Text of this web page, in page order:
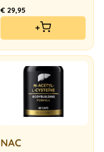
€ 29,95
+
NAC